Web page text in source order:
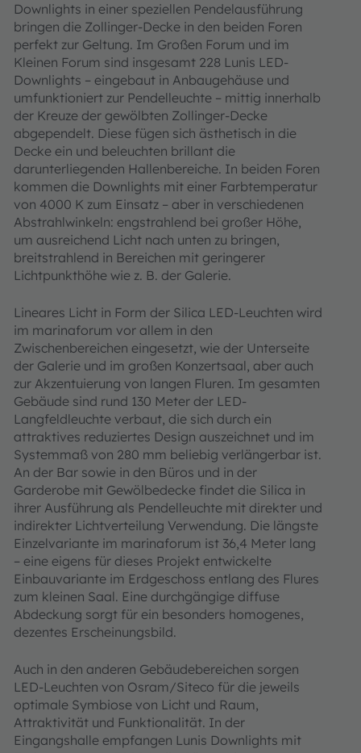
Downlights in einer speziellen Pendelausführung
bringen die Zollinger-Decke in den beiden Foren
perfekt zur Geltung. Im Großen Forum und im
Kleinen Forum sind insgesamt 228 Lunis LED-
Downlights – eingebaut in Anbaugehäuse und
umfunktioniert zur Pendelleuchte – mittig innerhalb
der Kreuze der gewölbten Zollinger-Decke
abgependelt. Diese fügen sich ästhetisch in die
Decke ein und beleuchten brillant die
darunterliegenden Hallenbereiche. In beiden Foren
kommen die Downlights mit einer Farbtemperatur
von 4000 K zum Einsatz – aber in verschiedenen
Abstrahlwinkeln: engstrahlend bei großer Höhe,
um ausreichend Licht nach unten zu bringen,
breitstrahlend in Bereichen mit geringerer
Lichtpunkthöhe wie z. B. der Galerie.
Lineares Licht in Form der Silica LED-Leuchten wird
im marinaforum vor allem in den
Zwischenbereichen eingesetzt, wie der Unterseite
der Galerie und im großen Konzertsaal, aber auch
zur Akzentuierung von langen Fluren. Im gesamten
Gebäude sind rund 130 Meter der LED-
Langfeldleuchte verbaut, die sich durch ein
attraktives reduziertes Design auszeichnet und im
Systemmaß von 280 mm beliebig verlängerbar ist.
An der Bar sowie in den Büros und in der
Garderobe mit Gewölbedecke findet die Silica in
ihrer Ausführung als Pendelleuchte mit direkter und
indirekter Lichtverteilung Verwendung. Die längste
Einzelvariante im marinaforum ist 36,4 Meter lang
– eine eigens für dieses Projekt entwickelte
Einbauvariante im Erdgeschoss entlang des Flures
zum kleinen Saal. Eine durchgängige diffuse
Abdeckung sorgt für ein besonders homogenes,
dezentes Erscheinungsbild.
Auch in den anderen Gebäudebereichen sorgen
LED-Leuchten von Osram/Siteco für die jeweils
optimale Symbiose von Licht und Raum,
Attraktivität und Funktionalität. In der
Eingangshalle empfangen Lunis Downlights mit